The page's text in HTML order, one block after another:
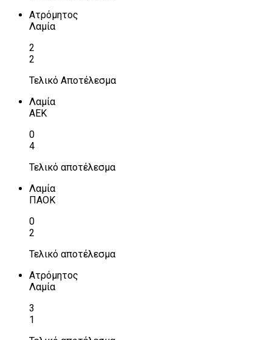
Ατρόμητος
Λαμία
2
2
Τελικό Αποτέλεσμα
Λαμία
ΑΕΚ
0
4
Τελικό αποτέλεσμα
Λαμία
ΠΑΟΚ
0
2
Τελικό αποτέλεσμα
Ατρόμητος
Λαμία
3
1